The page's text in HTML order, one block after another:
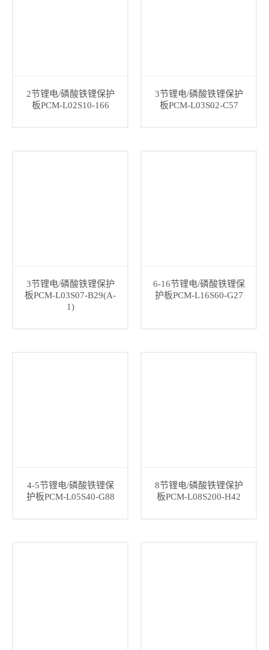
2节锂电/磷酸铁锂保护
板PCM-L02S10-166
3节锂电/磷酸铁锂保护
板PCM-L03S02-C57
3节锂电/磷酸铁锂保护
板PCM-L03S07-B29(A-
1)
6-16节锂电/磷酸铁锂保
护板PCM-L16S60-G27
4-5节锂电/磷酸铁锂保
护板PCM-L05S40-G88
8节锂电/磷酸铁锂保护
板PCM-L08S200-H42